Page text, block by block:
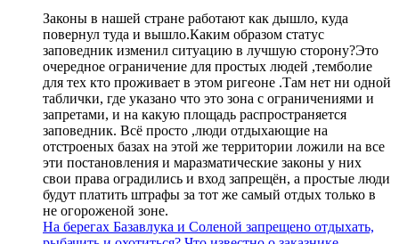
Законы в нашей стране работают как дышло, куда
повернул туда и вышло.Каким образом статус
заповедник изменил ситуацию в лучшую сторону?Это
очередное ограничение для простых людей ,темболие
для тех кто проживает в этом ригеоне .Там нет ни одной
таблички, где указано что это зона с ограничениями и
запретами, и на какую площадь распространяется
заповедник. Всё просто ,люди отдыхающие на
отстроеных базах на этой же территории ложили на все
эти постановления и маразматические законы у них
свои права оградились и вход запрещён, а простые люди
будут платить штрафы за тот же самый отдых только в
не огороженой зоне.
На берегах Базавлука и Соленой запрещено отдыхать,